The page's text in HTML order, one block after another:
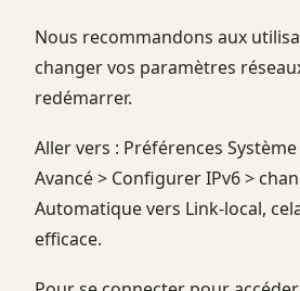
Nous recommandons aux
changer vos paramètres
redémarrer.
Aller vers : Préférences Système
Avancé > Configurer IPv6 >
Automatique vers Link-local,
efficace.